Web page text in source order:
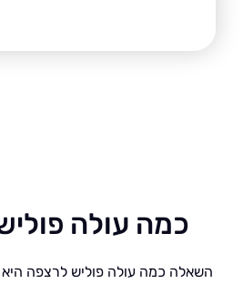
כמה עולה פוליש
כמה עולה פוליש לרצפה היא אחת